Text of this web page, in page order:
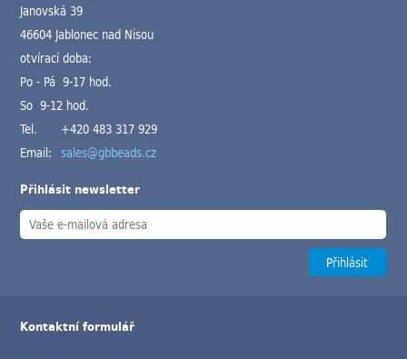
Janovská 39
46604 Jablonec nad Nisou
otvírací doba:
Po - Pá 9-17 hod.
So 9-12 hod.
Tel.
+420 483 317 929
Email: sales@gbbeads.cz
Přihlásit newsletter
Kontaktní formulář